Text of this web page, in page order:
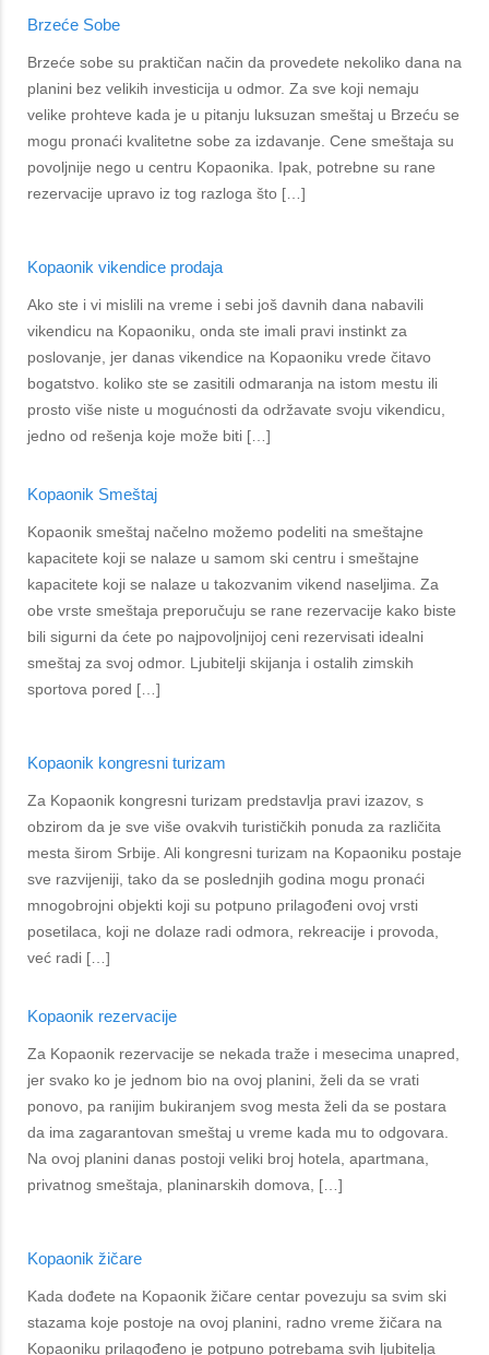
Brzeće Sobe
Brzeće sobe su praktičan način da provedete nekoliko dana na
planini bez velikih investicija u odmor. Za sve koji nemaju
velike prohteve kada je u pitanju luksuzan smeštaj u Brzeću se
mogu pronaći kvalitetne sobe za izdavanje. Cene smeštaja su
povoljnije nego u centru Kopaonika. Ipak, potrebne su rane
rezervacije upravo iz tog razloga što […]
Kopaonik vikendice prodaja
Ako ste i vi mislili na vreme i sebi još davnih dana nabavili
vikendicu na Kopaoniku, onda ste imali pravi instinkt za
poslovanje, jer danas vikendice na Kopaoniku vrede čitavo
bogatstvo. koliko ste se zasitili odmaranja na istom mestu ili
prosto više niste u mogućnosti da održavate svoju vikendicu,
jedno od rešenja koje može biti […]
Kopaonik Smeštaj
Kopaonik smeštaj načelno možemo podeliti na smeštajne
kapacitete koji se nalaze u samom ski centru i smeštajne
kapacitete koji se nalaze u takozvanim vikend naseljima. Za
obe vrste smeštaja preporučuju se rane rezervacije kako biste
bili sigurni da ćete po najpovoljnijoj ceni rezervisati idealni
smeštaj za svoj odmor. Ljubitelji skijanja i ostalih zimskih
sportova pored […]
Kopaonik kongresni turizam
Za Kopaonik kongresni turizam predstavlja pravi izazov, s
obzirom da je sve više ovakvih turističkih ponuda za različita
mesta širom Srbije. Ali kongresni turizam na Kopaoniku postaje
sve razvijeniji, tako da se poslednjih godina mogu pronaći
mnogobrojni objekti koji su potpuno prilagođeni ovoj vrsti
posetilaca, koji ne dolaze radi odmora, rekreacije i provoda,
već radi […]
Kopaonik rezervacije
Za Kopaonik rezervacije se nekada traže i mesecima unapred,
jer svako ko je jednom bio na ovoj planini, želi da se vrati
ponovo, pa ranijim bukiranjem svog mesta želi da se postara
da ima zagarantovan smeštaj u vreme kada mu to odgovara.
Na ovoj planini danas postoji veliki broj hotela, apartmana,
privatnog smeštaja, planinarskih domova, […]
Kopaonik žičare
Kada dođete na Kopaonik žičare centar povezuju sa svim ski
stazama koje postoje na ovoj planini, radno vreme žičara na
Kopaoniku prilagođeno je potpuno potrebama svih ljubitelja